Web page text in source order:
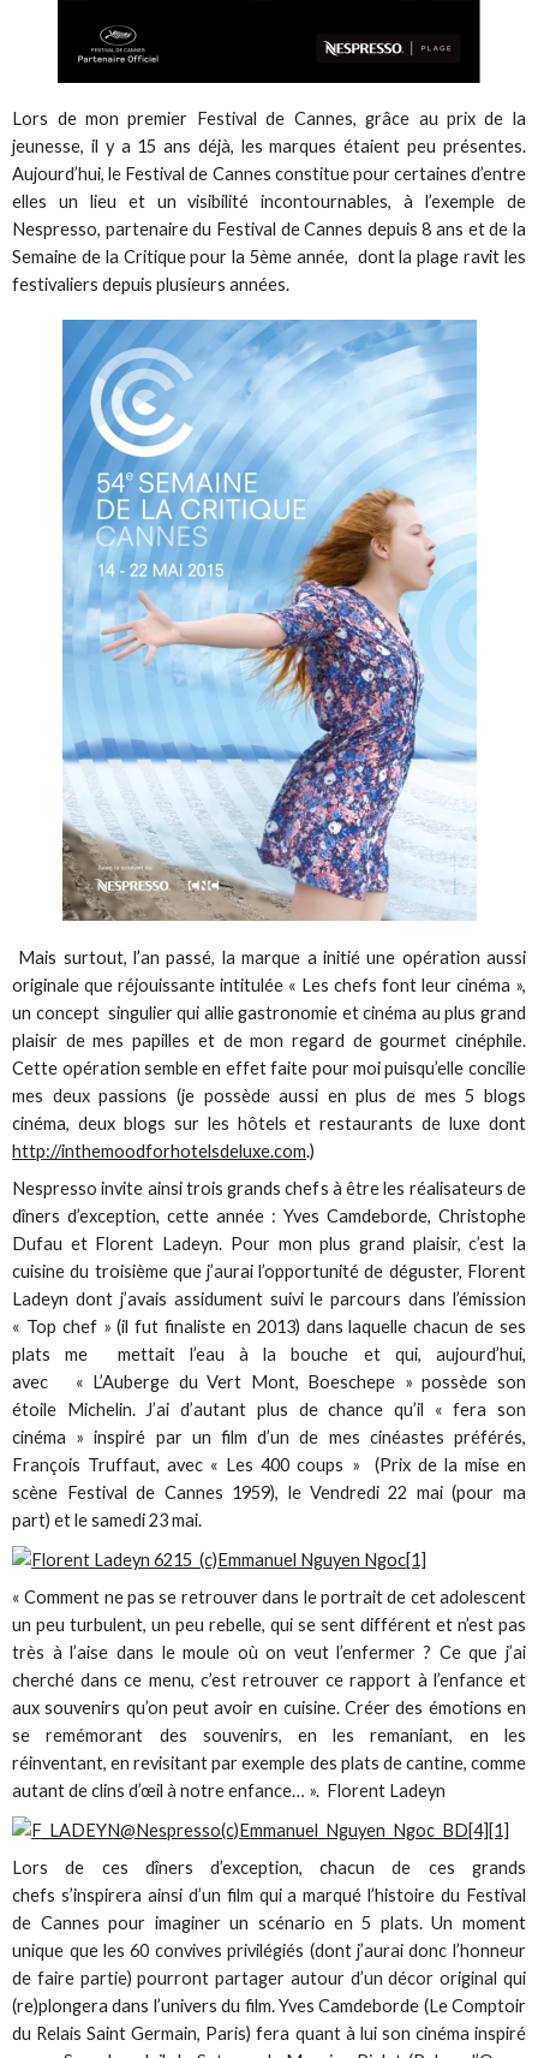
Lors de mon premier Festival de Cannes, grâce au prix de la
jeunesse, il y a 15 ans déjà, les marques étaient peu présentes.
Aujourd’hui, le Festival de Cannes constitue pour certaines d’entre
elles un lieu et un visibilité incontournables, à l’exemple de
Nespresso, partenaire du Festival de Cannes depuis 8 ans et de la
Semaine de la Critique pour la 5ème année, dont la plage ravit les
festivaliers depuis plusieurs années.
Mais surtout, l’an passé, la marque a initié une opération aussi
originale que réjouissante intitulée « Les chefs font leur cinéma »,
un concept singulier qui allie gastronomie et cinéma au plus grand
plaisir de mes papilles et de mon regard de gourmet cinéphile.
Cette opération semble en effet faite pour moi puisqu’elle concilie
mes deux passions (je possède aussi en plus de mes 5 blogs
cinéma, deux blogs sur les hôtels et restaurants de luxe dont
http://inthemoodforhotelsdeluxe.com.)
Nespresso invite ainsi trois grands chefs à être les réalisateurs de
dîners d’exception, cette année : Yves Camdeborde, Christophe
Dufau et Florent Ladeyn. Pour mon plus grand plaisir, c’est la
cuisine du troisième que j’aurai l’opportunité de déguster, Florent
Ladeyn dont j’avais assidument suivi le parcours dans l’émission
« Top chef » (il fut finaliste en 2013) dans laquelle chacun de ses
plats me mettait l’eau à la bouche et qui, aujourd’hui,
avec « L’Auberge du Vert Mont, Boeschepe » possède son
étoile Michelin. J’ai d’autant plus de chance qu’il « fera son
cinéma » inspiré par un film d’un de mes cinéastes préférés,
François Truffaut, avec « Les 400 coups » (Prix de la mise en
scène Festival de Cannes 1959), le Vendredi 22 mai (pour ma
part) et le samedi 23 mai.
« Comment ne pas se retrouver dans le portrait de cet adolescent
un peu turbulent, un peu rebelle, qui se sent différent et n’est pas
très à l’aise dans le moule où on veut l’enfermer ? Ce que j’ai
cherché dans ce menu, c’est retrouver ce rapport à l’enfance et
aux souvenirs qu’on peut avoir en cuisine. Créer des émotions en
se remémorant des souvenirs, en les remaniant, en les
réinventant, en revisitant par exemple des plats de cantine, comme
autant de clins d’œil à notre enfance… ». Florent Ladeyn
Lors de ces dîners d’exception, chacun de ces grands
chefs s’inspirera ainsi d’un film qui a marqué l’histoire du Festival
de Cannes pour imaginer un scénario en 5 plats. Un moment
unique que les 60 convives privilégiés (dont j’aurai donc l’honneur
de faire partie) pourront partager autour d’un décor original qui
(re)plongera dans l’univers du film. Yves Camdeborde (Le Comptoir
du Relais Saint Germain, Paris) fera quant à lui son cinéma inspiré